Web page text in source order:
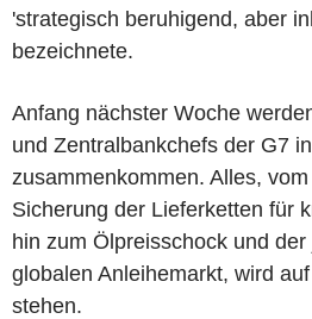
'strategisch beruhigend, aber
bezeichnete.
Anfang nächster Woche
und Zentralbankchefs der G7
zusammenkommen. Alles,
Sicherung der Lieferketten für
hin zum Ölpreisschock und
globalen Anleihemarkt, wird
stehen.